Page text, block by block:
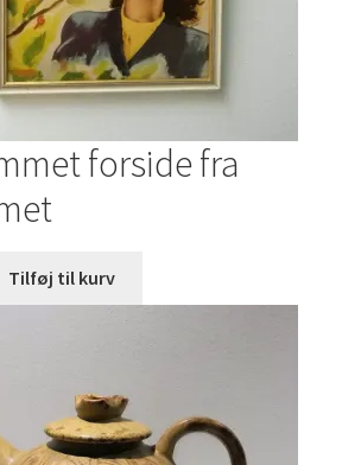
forside fra
Tilføj til kurv